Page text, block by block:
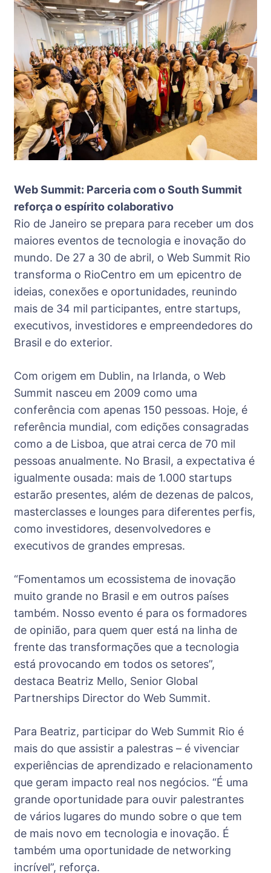
Web Summit: Parceria com o South Summit
reforça o espírito colaborativo
Rio de Janeiro se prepara para receber um dos
maiores eventos de tecnologia e inovação do
mundo. De 27 a 30 de abril, o Web Summit Rio
transforma o RioCentro em um epicentro de
ideias, conexões e oportunidades, reunindo
mais de 34 mil participantes, entre startups,
executivos, investidores e empreendedores do
Brasil e do exterior.
Com origem em Dublin, na Irlanda, o Web
Summit nasceu em 2009 como uma
conferência com apenas 150 pessoas. Hoje, é
referência mundial, com edições consagradas
como a de Lisboa, que atrai cerca de 70 mil
pessoas anualmente. No Brasil, a expectativa é
igualmente ousada: mais de 1.000 startups
estarão presentes, além de dezenas de palcos,
masterclasses e lounges para diferentes perfis,
como investidores, desenvolvedores e
executivos de grandes empresas.
“Fomentamos um ecossistema de inovação
muito grande no Brasil e em outros países
também. Nosso evento é para os formadores
de opinião, para quem quer está na linha de
frente das transformações que a tecnologia
está provocando em todos os setores”,
destaca Beatriz Mello, Senior Global
Partnerships Director do Web Summit.
Para Beatriz, participar do Web Summit Rio é
mais do que assistir a palestras – é vivenciar
experiências de aprendizado e relacionamento
que geram impacto real nos negócios. “É uma
grande oportunidade para ouvir palestrantes
de vários lugares do mundo sobre o que tem
de mais novo em tecnologia e inovação. É
também uma oportunidade de networking
incrível”, reforça.